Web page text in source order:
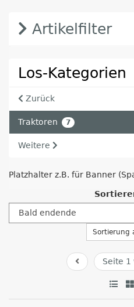
Artikelfilter
Los-Kategorien
Zurück
Traktoren 7
Weitere
Platzhalter z.B. für Banner
Sortierung
Seite 1